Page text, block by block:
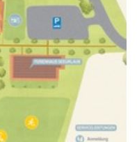
-
auf